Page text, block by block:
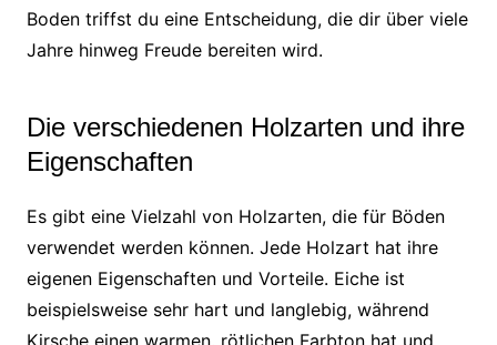
Boden triffst du eine Entscheidung, die dir über viele
Jahre hinweg Freude bereiten wird.
Die verschiedenen Holzarten und ihre
Eigenschaften
Es gibt eine Vielzahl von Holzarten, die für Böden
verwendet werden können. Jede Holzart hat ihre
eigenen Eigenschaften und Vorteile. Eiche ist
beispielsweise sehr hart und langlebig, während
Kirsche einen warmen, rötlichen Farbton hat und